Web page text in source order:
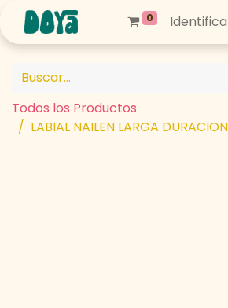
0
Todos los Productos
LABIAL NAILEN LARGA